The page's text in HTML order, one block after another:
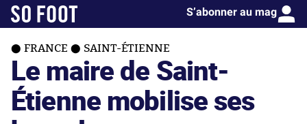
S’abonner au mag
FRANCE SAINT-ÉTIENNE
Le maire de Saint-
Étienne mobilise ses